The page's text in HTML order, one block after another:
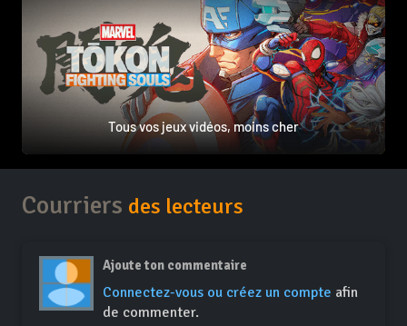
Tous vos jeux vidéos, moins cher
Courriers des lecteurs
Ajoute ton commentaire
Connectez-vous ou créez un compte afin
de commenter.